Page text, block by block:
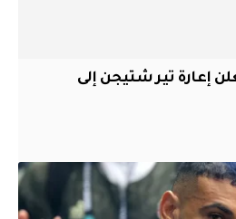
إعارة تير شتيجن إلى